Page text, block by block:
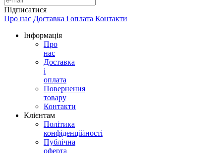
Підписатися
Про нас Доставка і оплата Контакти
Інформація
Про
нас
Доставка
і
оплата
Повернення
товару
Контакти
Клієнтам
Політика
конфіденційності
Публічна
оферта